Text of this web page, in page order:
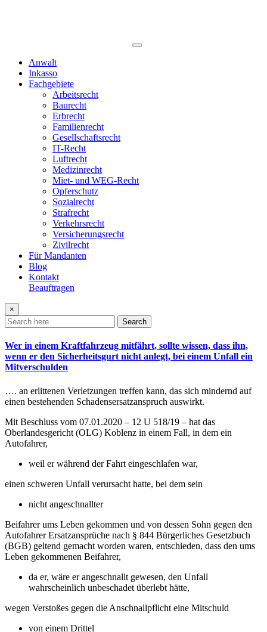
Anwalt
Inkasso
Fachgebiete
Arbeitsrecht
Baurecht
Erbrecht
Familienrecht
Gesellschaftsrecht
IT-Recht
Luftrecht
Medizinrecht
Miet- und WEG-Recht
Opferschutz
Sozialrecht
Strafrecht
Verkehrsrecht
Versicherungsrecht
Zivilrecht
Für Mandanten
Blog
Kontakt
Beauftragen
×
Search
Wer in einem Kraftfahrzeug mitfährt, sollte wissen, dass ihn,
wenn er den Sicherheitsgurt nicht anlegt, bei einem Unfall ein
Mitverschulden
…. an erlittenen Verletzungen treffen kann, das sich mindernd auf
einen bestehenden Schadensersatzanspruch auswirkt.
Mit Beschluss vom 07.01.2020 – 12 U 518/19 – hat das
Oberlandesgericht (OLG) Koblenz in einem Fall, in dem ein
Autofahrer,
weil er während der Fahrt eingeschlafen war,
einen schweren Unfall verursacht hatte, bei dem sein
nicht angeschnallter
Beifahrer ums Leben gekommen und von dessen Sohn gegen den
Autofahrer Ersatzansprüche nach § 844 Bürgerliches Gesetzbuch
(BGB) geltend gemacht worden waren, entschieden, dass den ums
Leben gekommenen Beifahrer,
da er, wäre er angeschnallt gewesen, den Unfall
wahrscheinlich unbeschadet überlebt hätte,
wegen Verstoßes gegen die Anschnallpflicht eine Mitschuld
von einem Drittel